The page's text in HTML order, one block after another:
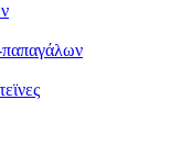
παπαγάλων